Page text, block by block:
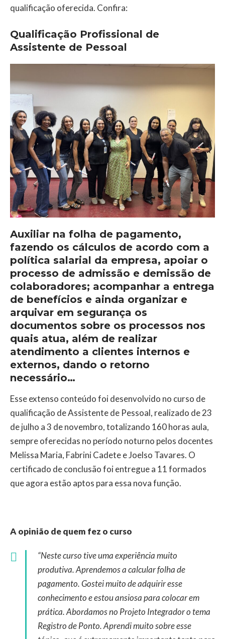
qualificação oferecida. Confira:
Qualificação Profissional de
Assistente de Pessoal
Auxiliar na folha de pagamento,
fazendo os cálculos de acordo com a
política salarial da empresa, apoiar o
processo de admissão e demissão de
colaboradores; acompanhar a entrega
de benefícios e ainda organizar e
arquivar em segurança os
documentos sobre os processos nos
quais atua, além de realizar
atendimento a clientes internos e
externos, dando o retorno
necessário…
Esse extenso conteúdo foi desenvolvido no curso de
qualificação de Assistente de Pessoal, realizado de 23
de julho a 3 de novembro, totalizando 160 horas aula,
sempre oferecidas no período noturno pelos docentes
Melissa Maria, Fabrini Cadete e Joelso Tavares. O
certificado de conclusão foi entregue a 11 formados
que agora estão aptos para essa nova função.
A opinião de quem fez o curso
“Neste curso tive uma experiência muito
produtiva. Aprendemos a calcular folha de
pagamento. Gostei muito de adquirir esse
conhecimento e estou ansiosa para colocar em
prática. Abordamos no Projeto Integrador o tema
Registro de Ponto. Aprendi muito sobre esse